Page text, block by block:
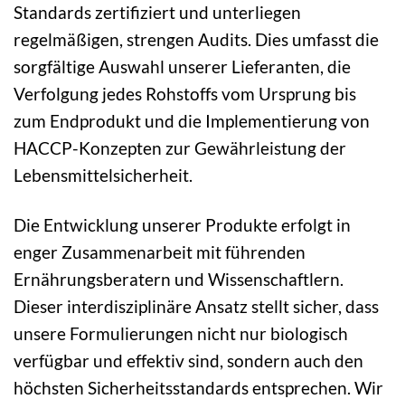
Standards zertifiziert und unterliegen
regelmäßigen, strengen Audits. Dies umfasst die
sorgfältige Auswahl unserer Lieferanten, die
Verfolgung jedes Rohstoffs vom Ursprung bis
zum Endprodukt und die Implementierung von
HACCP-Konzepten zur Gewährleistung der
Lebensmittelsicherheit.
Die Entwicklung unserer Produkte erfolgt in
enger Zusammenarbeit mit führenden
Ernährungsberatern und Wissenschaftlern.
Dieser interdisziplinäre Ansatz stellt sicher, dass
unsere Formulierungen nicht nur biologisch
verfügbar und effektiv sind, sondern auch den
höchsten Sicherheitsstandards entsprechen. Wir